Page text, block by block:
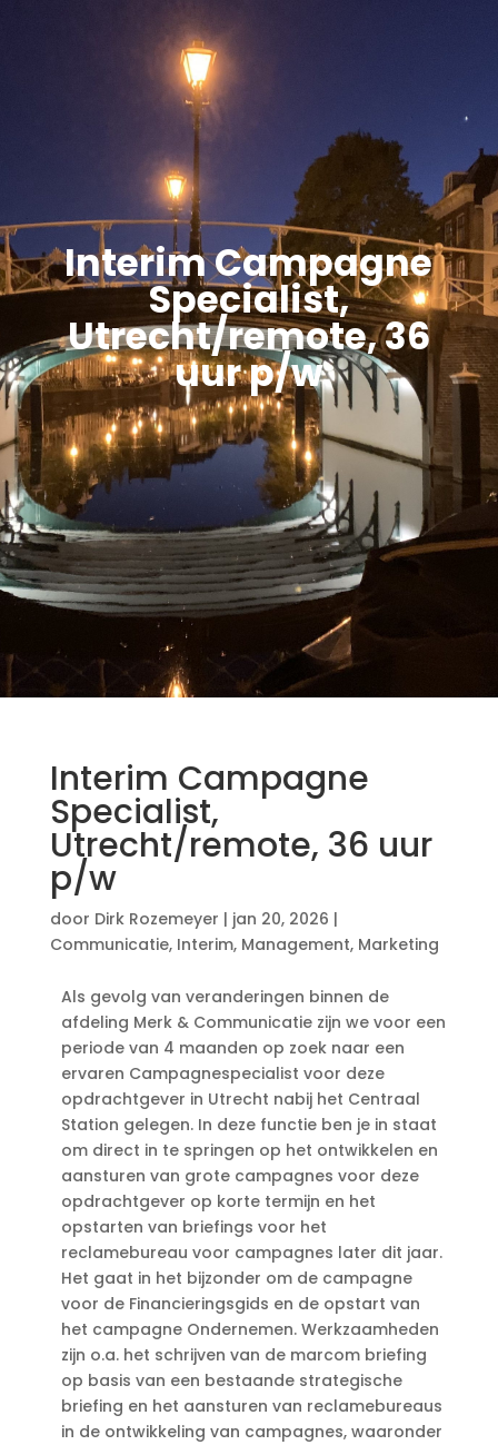
Interim Campagne
Specialist,
Utrecht/remote, 36
uur p/w
Interim Campagne
Specialist,
Utrecht/remote, 36 uur
p/w
door Dirk Rozemeyer | jan 20, 2026 |
Communicatie, Interim, Management, Marketing
Als gevolg van veranderingen binnen de
afdeling Merk & Communicatie zijn we voor een
periode van 4 maanden op zoek naar een
ervaren Campagnespecialist voor deze
opdrachtgever in Utrecht nabij het Centraal
Station gelegen. In deze functie ben je in staat
om direct in te springen op het ontwikkelen en
aansturen van grote campagnes voor deze
opdrachtgever op korte termijn en het
opstarten van briefings voor het
reclamebureau voor campagnes later dit jaar.
Het gaat in het bijzonder om de campagne
voor de Financieringsgids en de opstart van
het campagne Ondernemen. Werkzaamheden
zijn o.a. het schrijven van de marcom briefing
op basis van een bestaande strategische
briefing en het aansturen van reclamebureaus
in de ontwikkeling van campagnes, waaronder